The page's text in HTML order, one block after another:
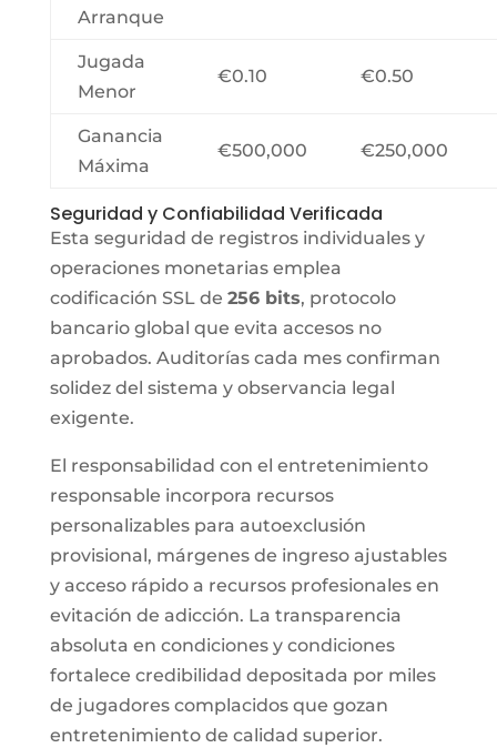
Arranque
Jugada
Menor
€0.10 €0.50
Ganancia
Máxima
€500,000 €250,000
Seguridad y Confiabilidad Verificada
Esta seguridad de registros individuales y
operaciones monetarias emplea
codificación SSL de 256 bits, protocolo
bancario global que evita accesos no
aprobados. Auditorías cada mes confirman
solidez del sistema y observancia legal
exigente.
El responsabilidad con el entretenimiento
responsable incorpora recursos
personalizables para autoexclusión
provisional, márgenes de ingreso ajustables
y acceso rápido a recursos profesionales en
evitación de adicción. La transparencia
absoluta en condiciones y condiciones
fortalece credibilidad depositada por miles
de jugadores complacidos que gozan
entretenimiento de calidad superior.